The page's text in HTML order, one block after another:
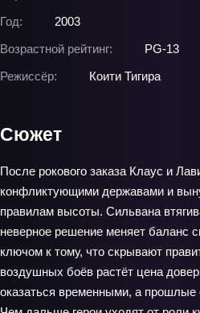
Год:
2003
Возрастной рейтинг:
PG-13
Режиссёр:
Коити Тигира
Сюжет
После рокового заказа Клаус и
конфликтующими державами и
правилам высоты. Сильвана
неверное решение меняет баланс
ключом к тому, что скрывают
воздушных боёв растёт цена
оказаться временными, а